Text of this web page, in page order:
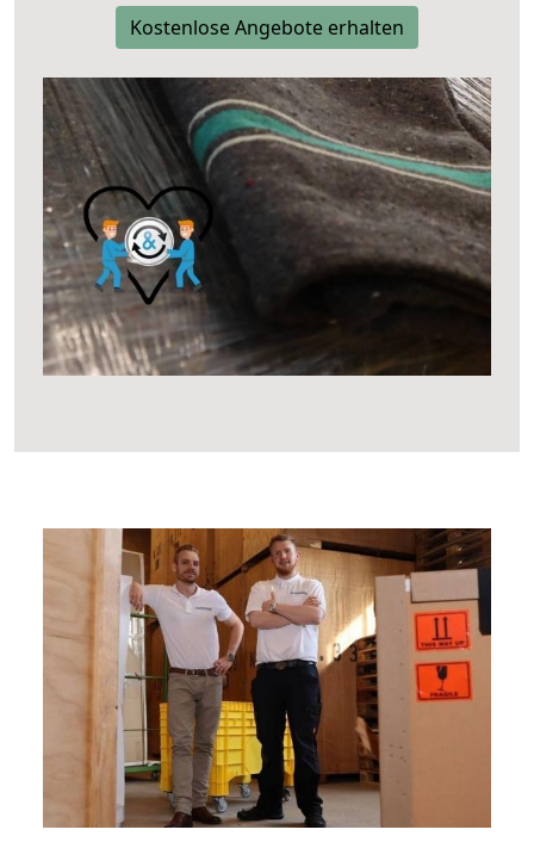
Kostenlose Angebote erhalten